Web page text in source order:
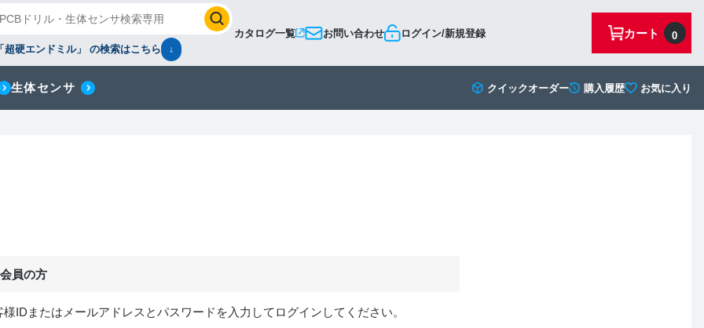
カタログ一覧 お問い合わせ ログイン/新規登録 0
カート
超硬エンドミル」 の検索はこちら ↓
生体センサ クイックオーダー 購入履歴 お気に入り
会員の方
様IDまたはメールアドレス とパスワード を入力してログインしてください。